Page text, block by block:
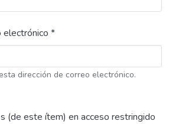
electrónico *
dirección de correo electrónico.
(de este ítem) en acceso restringido